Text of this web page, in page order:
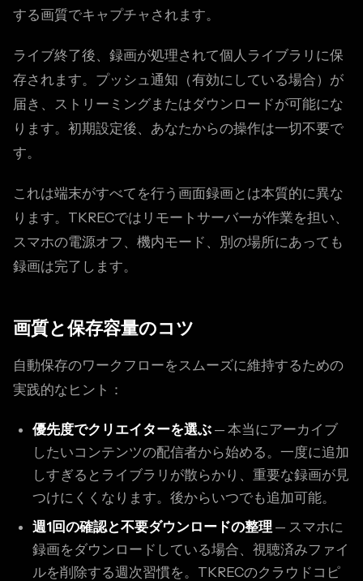
する画質でキャプチャされます。
ライブ終了後、録画が処理されて個人ライブラリに保
存されます。プッシュ通知（有効にしている場合）が
届き、ストリーミングまたはダウンロードが可能にな
ります。初期設定後、あなたからの操作は一切不要で
す。
これは端末がすべてを行う画面録画とは本質的に異な
ります。TKRECではリモートサーバーが作業を担い、
スマホの電源オフ、機内モード、別の場所にあっても
録画は完了します。
画質と保存容量のコツ
自動保存のワークフローをスムーズに維持するための
実践的なヒント：
優先度でクリエイターを選ぶ — 本当にアーカイブ
したいコンテンツの配信者から始める。一度に追加
しすぎるとライブラリが散らかり、重要な録画が見
つけにくくなります。後からいつでも追加可能。
週1回の確認と不要ダウンロードの整理 — スマホに
録画をダウンロードしている場合、視聴済みファイ
ルを削除する週次習慣を。TKRECのクラウドコピ